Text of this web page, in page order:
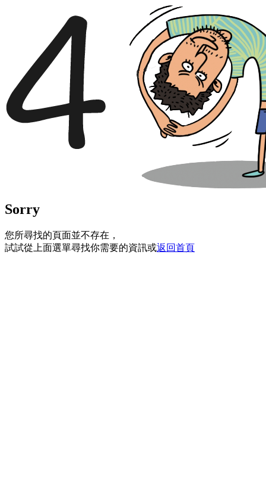
Sorry
您所尋找的頁面並不存在，
試試從上面選單尋找你需要的資訊或返回首頁